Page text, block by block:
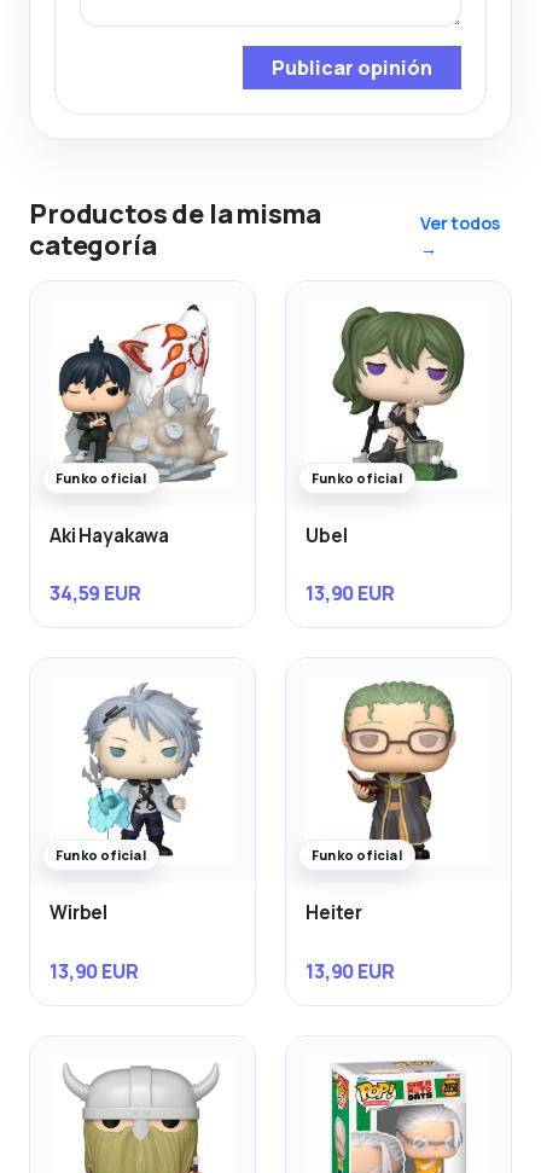
Publicar opinión
Productos de la misma
categoría
Ver todos
→
Funko oficial
Aki Hayakawa
34,59 EUR
Funko oficial
Ubel
13,90 EUR
Funko oficial
Wirbel
13,90 EUR
Funko oficial
Heiter
13,90 EUR